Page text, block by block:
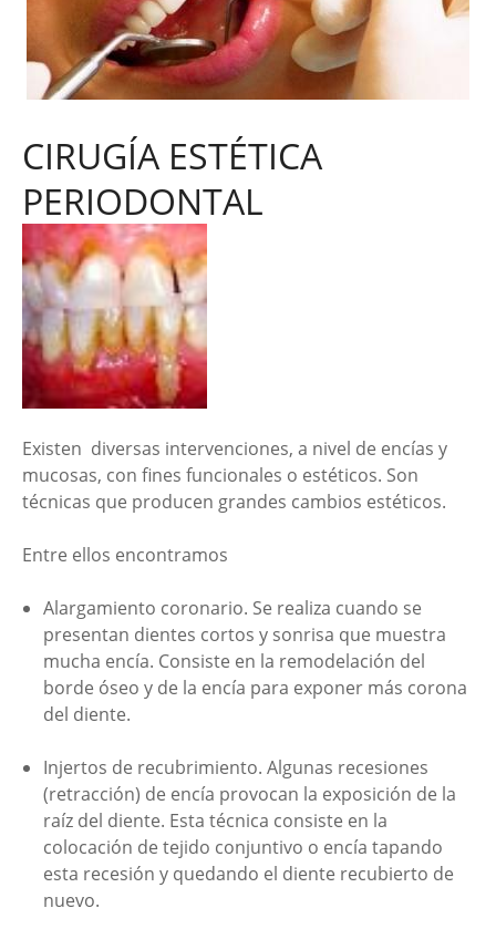
CIRUGÍA ESTÉTICA
PERIODONTAL
Existen diversas intervenciones, a nivel de encías y
mucosas, con fines funcionales o estéticos. Son
técnicas que producen grandes cambios estéticos.
Entre ellos encontramos
Alargamiento coronario. Se realiza cuando se
presentan dientes cortos y sonrisa que muestra
mucha encía. Consiste en la remodelación del
borde óseo y de la encía para exponer más corona
del diente.
Injertos de recubrimiento. Algunas recesiones
(retracción) de encía provocan la exposición de la
raíz del diente. Esta técnica consiste en la
colocación de tejido conjuntivo o encía tapando
esta recesión y quedando el diente recubierto de
nuevo.